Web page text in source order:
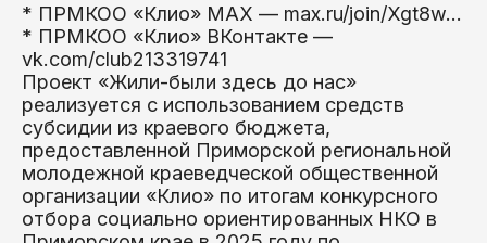
* ПРМКОО «Клио» MAX — max.ru/join/Xgt8w…
* ПРМКОО «Клио» ВКонтакте —
vk.com/club213319741
Проект «Жили-были здесь до нас»
реализуется с использованием средств
субсидии из краевого бюджета,
предоставленной Приморской региональной
молодежной краеведческой общественной
организации «Клио» по итогам конкурсного
отбора социально ориентированных НКО в